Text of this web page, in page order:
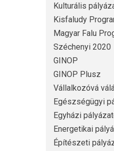
Kulturális
Kisfaludy
Magyar Falu
Széchenyi 2020
GINOP
GINOP Plusz
Vállalkozóvá
Egészségügyi
Egyházi
Energetikai
Építészeti